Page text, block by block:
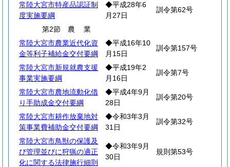
常陸大宮市特産品認証制
度実施要綱
◆平成28年6
月27日
訓令第62号
第2節 農業
常陸大宮市農業近代化資
金等利子補給金交付要綱
◆平成16年10
月15日
訓令第157号
常陸大宮市新規就農支援
事業実施要綱
◆平成19年2
月16日
訓令第7号
常陸大宮市農地流動化借
り手助成金交付要綱
◆平成4年9月
28日
訓令第20号
常陸大宮市耕作放棄地対
策事業費補助金交付要綱
◆令和3年3月
31日
訓令第32号
常陸大宮市鳥獣の保護及
び管理並びに狩猟の適正
化に関する法律施行細則
◆令和3年9月
30日
規則第53号